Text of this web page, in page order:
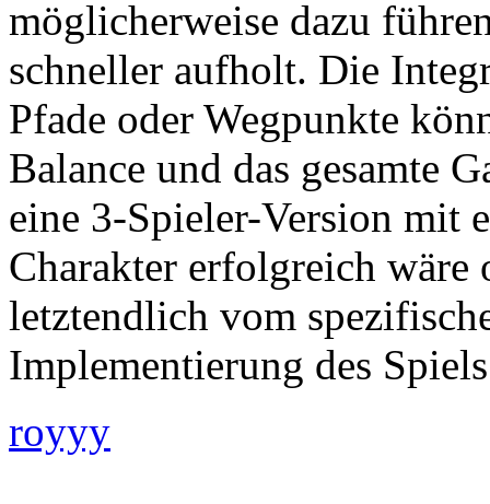
möglicherweise dazu
schneller aufholt. Die
Pfade oder Wegpunkte
Balance und das gesamte
eine 3-Spieler-Version mit
Charakter erfolgreich wäre
letztendlich vom
Implementierung des
royyy